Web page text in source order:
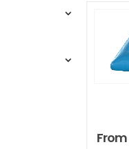
From